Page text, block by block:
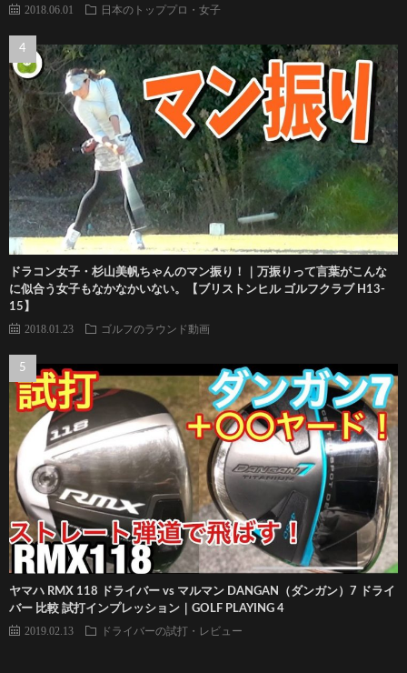
2018.06.01 日本のトッププロ・女子
ドラコン女子・杉山美帆ちゃんのマン振り！｜万振りって言葉がこんな
に似合う女子もなかなかいない。【ブリストンヒル ゴルフクラブ H13-
15】
2018.01.23 ゴルフのラウンド動画
ヤマハ RMX 118 ドライバー vs マルマン DANGAN（ダンガン）7 ドライ
バー 比較 試打インプレッション｜GOLF PLAYING 4
2019.02.13 ドライバーの試打・レビュー